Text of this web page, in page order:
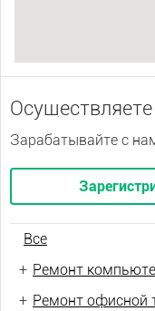
Зарабатывайте с
Все
+ Ремонт
+ Ремонт офисной